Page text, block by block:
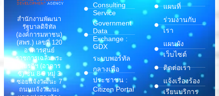
สำนักงานพัฒนา
รัฐบาลดิจิทัล
(องค์การมหาชน)
(สพร.) เลขที่ 120
อาคารศูนย์
ราชการเฉลิมพระ
เกียรติฯ (อาคาร
ซี) ชั้น 8-9 หมู่ 3
ซอยแจ้งวัฒนะ 7
ถนนแจ้งวัฒนะ
Consulting
Service
Government
Data
Exchange :
GDX
ระบบพอร์ทัล
กลางเพื่อ
ประชาชน :
Citizen Portal
แผนที่
ร่วมงานกับ
เรา
แผนผัง
เว็บไซต์
ติดต่อเรา
แจ้งเรื่องร้อง
เรียนบริการ